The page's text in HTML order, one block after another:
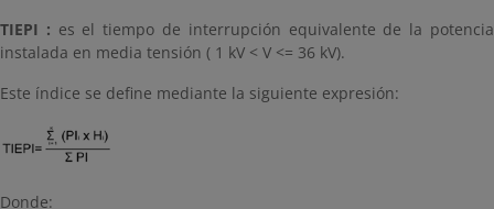
TIEPI : es el tiempo de interrupción equivalente de la potencia
instalada en media tensión ( 1 kV < V <= 36 kV).
Este índice se define mediante la siguiente expresión:
Donde: